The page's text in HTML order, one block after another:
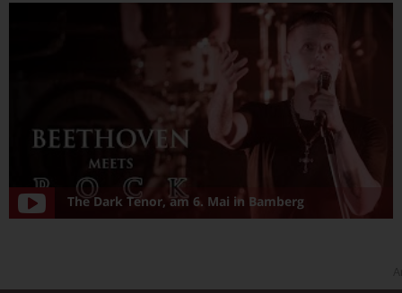
The Dark Tenor, am 6. Mai in Bamberg